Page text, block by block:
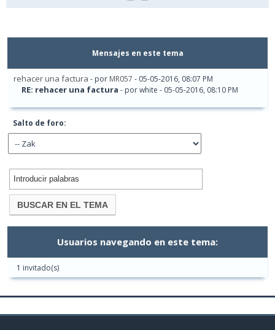
Mensajes en este tema
rehacer una factura - por MR057 - 05-05-2016, 08:07 PM
RE: rehacer una factura - por white - 05-05-2016, 08:10 PM
Salto de foro:
Usuarios navegando en este tema:
1 invitado(s)